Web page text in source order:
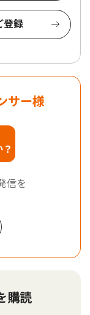
登録
サー様
信を
購読